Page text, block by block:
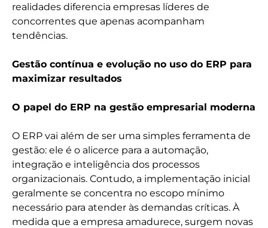
realidades diferencia empresas líderes de
concorrentes que apenas acompanham
tendências.
Gestão contínua e evolução no uso do ERP para
maximizar resultados
O papel do ERP na gestão empresarial moderna
O ERP vai além de ser uma simples ferramenta de
gestão: ele é o alicerce para a automação,
integração e inteligência dos processos
organizacionais. Contudo, a implementação inicial
geralmente se concentra no escopo mínimo
necessário para atender às demandas críticas. À
medida que a empresa amadurece, surgem novas